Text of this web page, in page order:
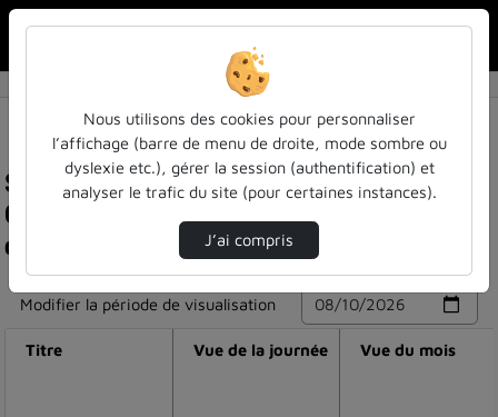
Statistiques de visualisation de la vidéo
Comment construire mon parcours
d'apprentissage
Modifier la période de visualisation
Titre Vue de la journée Vue du mois
Nous utilisons des cookies pour personnaliser
l’affichage (barre de menu de droite, mode sombre ou
dyslexie etc.), gérer la session (authentification) et
analyser le trafic du site (pour certaines instances).
J’ai compris